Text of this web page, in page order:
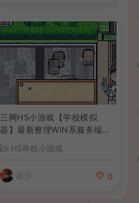
三网H5小游戏【学校模拟
器】最新整理WIN系服务端+
教程
H5单机小游戏
波少 0